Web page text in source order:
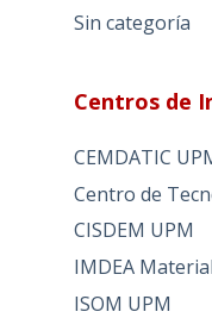
Sin categoría
Centros de
CEMDATIC
Centro de
CISDEM UPM
IMDEA
ISOM UPM